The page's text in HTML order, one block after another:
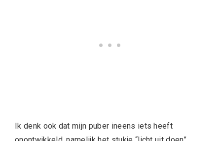
Ik denk ook dat mijn puber ineens iets heeft